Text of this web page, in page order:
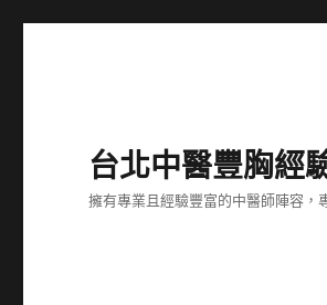
台北中醫豐胸經
擁有專業且經驗豐富的中醫師陣容，